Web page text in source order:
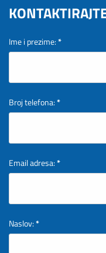
Ime i prezime:*
Broj telefona:*
Email adresa:*
Naslov:*